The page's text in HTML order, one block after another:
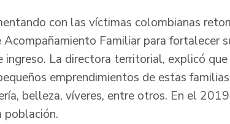
con las víctimas colombianas
Acompañamiento Familiar para fortalecer
ingreso. La directora territorial, explicó
emprendimientos de estas
belleza, víveres, entre otros. En el